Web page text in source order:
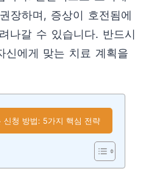
장하며, 증상이 호전됨에
나갈 수 있습니다. 반드시
신에게 맞는 치료 계획을
신청 방법: 5가지 핵심 전략